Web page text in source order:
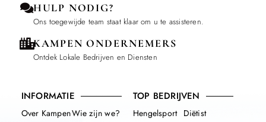
HULP NODIG?
Ons toegewijde team staat klaar om u te assisteren.
KAMPEN ONDERNEMERS
Ontdek Lokale Bedrijven en Diensten
INFORMATIE
Over KampenWie zijn we?
TOP BEDRIJVEN
Hengelsport Diëtist